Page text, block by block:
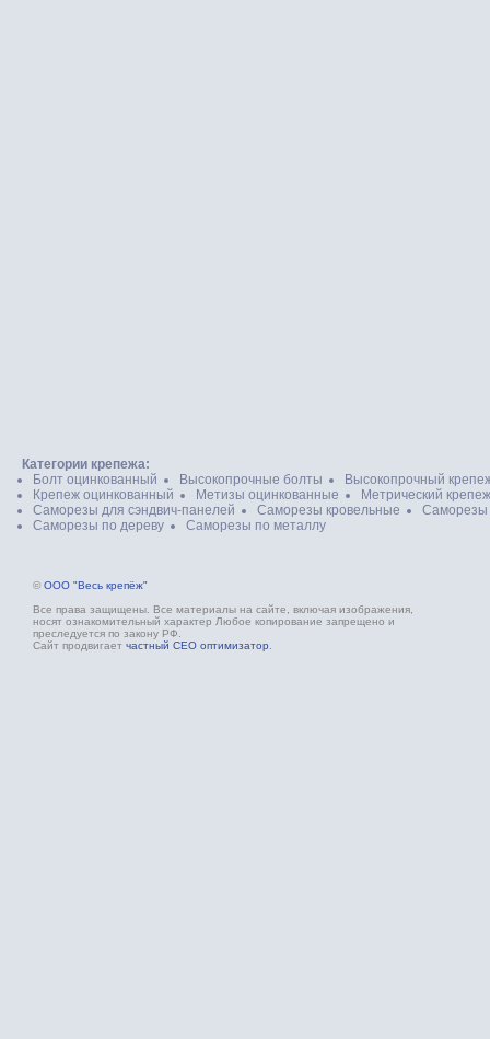
Категории крепежа:
Болт оцинкованный
Высокопрочные болты
Высокопрочный
Крепеж оцинкованный
Метизы оцинкованные
Метрический крепеж
Саморезы для сэндвич-панелей
Саморезы кровельные
Саморезы
Саморезы по дереву
Саморезы по металлу
© ООО "Весь крепёж"
Все права защищены. Все материалы на сайте, включая изображения,
носят ознакомительный характер Любое копирование запрещено и
преследуется по закону РФ.
Сайт продвигает частный СЕО оптимизатор